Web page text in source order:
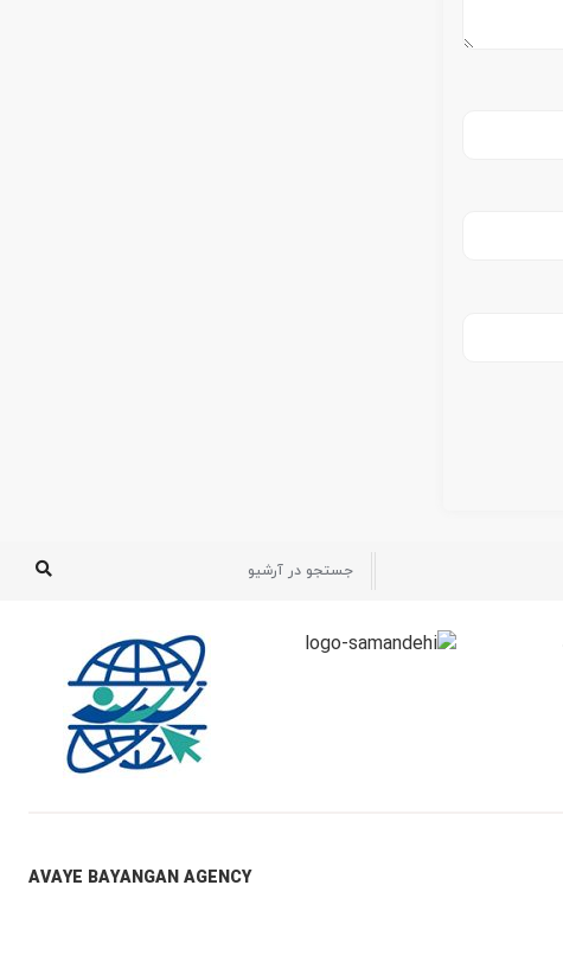
AVAYE BAYANGAN AGENCY